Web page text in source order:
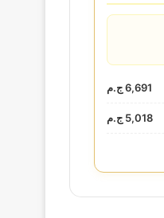
6,691 ج.م
5,018 ج.م